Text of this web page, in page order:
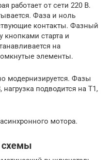
работает от сети 220 В.
Фаза и ноль
контакты. Фазный
кнопками старта и
на
элементы.
модернизируется. Фазы
подводится на T1,
мотора.
схемы